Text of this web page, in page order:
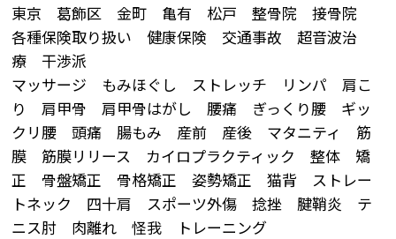
東京 葛飾区 金町 亀有 松戸 整骨院 接骨院
各種保険取り扱い 健康保険 交通事故 超音波治
療 干渉派
マッサージ もみほぐし ストレッチ リンパ 肩こ
り 肩甲骨 肩甲骨はがし 腰痛 ぎっくり腰 ギッ
クリ腰 頭痛 腸もみ 産前 産後 マタニティ 筋
膜 筋膜リリース カイロプラクティック 整体 矯
正 骨盤矯正 骨格矯正 姿勢矯正 猫背 ストレー
トネック 四十肩 スポーツ外傷 捻挫 腱鞘炎 テ
ニス肘 肉離れ 怪我 トレーニング